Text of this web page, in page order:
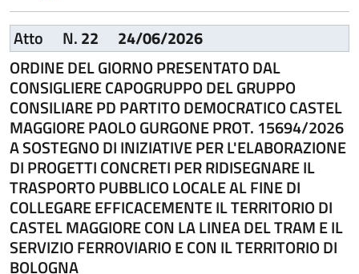
Atto N.22
24/06/2026
ORDINE DEL GIORNO PRESENTATO DAL
CONSIGLIERE CAPOGRUPPO DEL GRUPPO
CONSILIARE PD PARTITO DEMOCRATICO CASTEL
MAGGIORE PAOLO GURGONE PROT. 15694/2026
A SOSTEGNO DI INIZIATIVE PER L'ELABORAZIONE
DI PROGETTI CONCRETI PER RIDISEGNARE IL
TRASPORTO PUBBLICO LOCALE AL FINE DI
COLLEGARE EFFICACEMENTE IL TERRITORIO DI
CASTEL MAGGIORE CON LA LINEA DEL TRAM E IL
SERVIZIO FERROVIARIO E CON IL TERRITORIO DI
BOLOGNA